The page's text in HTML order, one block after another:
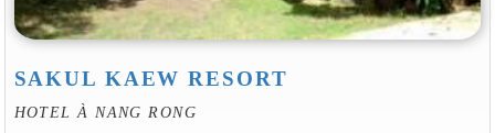
SAKUL KAEW RESORT
HOTEL À NANG RONG